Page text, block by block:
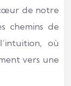
de notre
chemins de
où
vers une